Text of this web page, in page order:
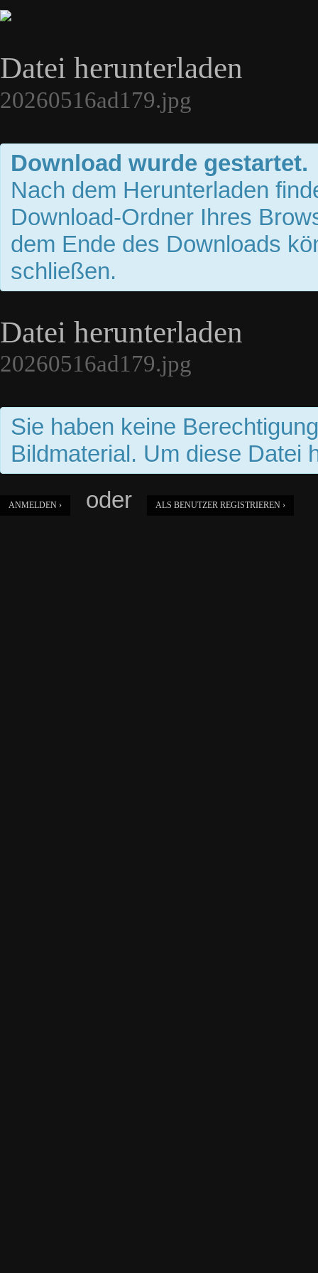
Datei herunterladen
20260516ad179.jpg
Download wurde gestartet.
Nach dem Herunterladen
Download-Ordner Ihres
dem Ende des Downloads
schließen.
Datei herunterladen
20260516ad179.jpg
Sie haben keine
Bildmaterial. Um diese Datei
ANMELDEN › oder ALS BENUTZER REGISTRIEREN ›